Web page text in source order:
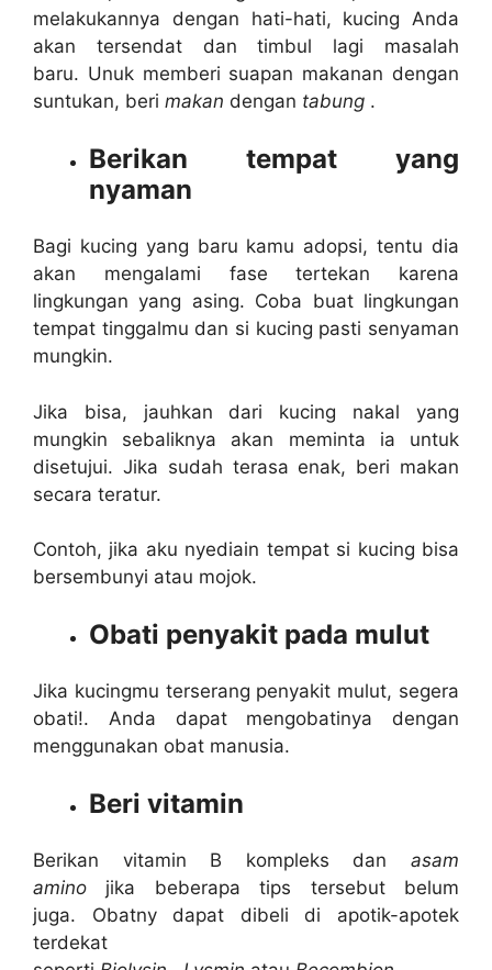
melakukannya dengan hati-hati, kucing Anda
akan tersendat dan timbul lagi masalah
baru. Unuk memberi suapan makanan dengan
suntukan, beri makan dengan tabung .
Berikan tempat yang
nyaman
Bagi kucing yang baru kamu adopsi, tentu dia
akan mengalami fase tertekan karena
lingkungan yang asing. Coba buat lingkungan
tempat tinggalmu dan si kucing pasti senyaman
mungkin.
Jika bisa, jauhkan dari kucing nakal yang
mungkin sebaliknya akan meminta ia untuk
disetujui. Jika sudah terasa enak, beri makan
secara teratur.
Contoh, jika aku nyediain tempat si kucing bisa
bersembunyi atau mojok.
Obati penyakit pada mulut
Jika kucingmu terserang penyakit mulut, segera
obati!. Anda dapat mengobatinya dengan
menggunakan obat manusia.
Beri vitamin
Berikan vitamin B kompleks dan asam
amino jika beberapa tips tersebut belum
juga. Obatny dapat dibeli di apotik-apotek
terdekat